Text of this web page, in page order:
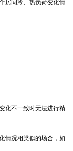
房间冷、热负荷变化情
化不一致时无法进行精
情况相类似的场合，如